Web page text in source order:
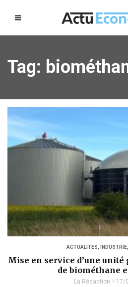
Tag:
ACTUALITÉS, INDUSTRIE,
Mise en service d’une
de biométhane
La Rédaction 17/